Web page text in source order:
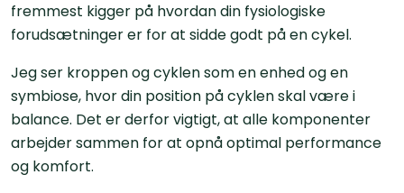
fremmest kigger på hvordan din fysiologiske
forudsætninger er for at sidde godt på en cykel.
Jeg ser kroppen og cyklen som en enhed og en
symbiose, hvor din position på cyklen skal være i
balance. Det er derfor vigtigt, at alle komponenter
arbejder sammen for at opnå optimal performance
og komfort.